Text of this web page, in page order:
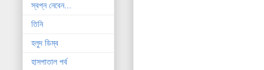
স্বপ্ন নেবেন...
তিনি
হলুদ ডিম্ব
হাসপাতাল পর্ব